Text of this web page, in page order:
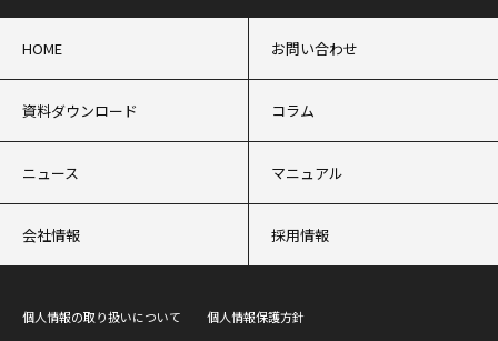
HOME お問い合わせ
資料ダウンロード コラム
ニュース マニュアル
会社情報 採用情報
個人情報の取り扱いについて 個人情報保護方針